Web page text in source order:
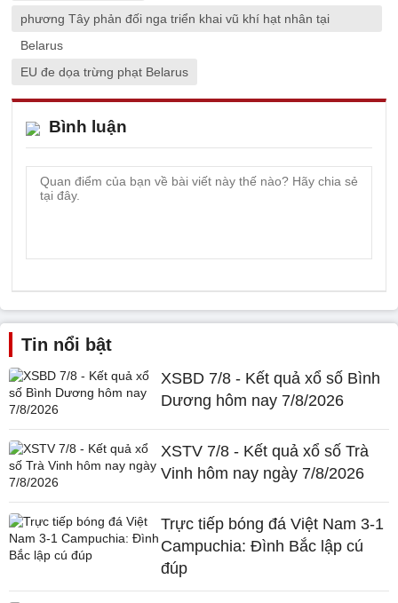
phương Tây phản đối nga triển khai vũ khí hạt nhân tại
Belarus
EU đe dọa trừng phạt Belarus
Bình luận
Tin nổi bật
XSBD 7/8 - Kết quả xổ số Bình
Dương hôm nay 7/8/2026
XSTV 7/8 - Kết quả xổ số Trà
Vinh hôm nay ngày 7/8/2026
Trực tiếp bóng đá Việt Nam 3-1
Campuchia: Đình Bắc lập cú
đúp